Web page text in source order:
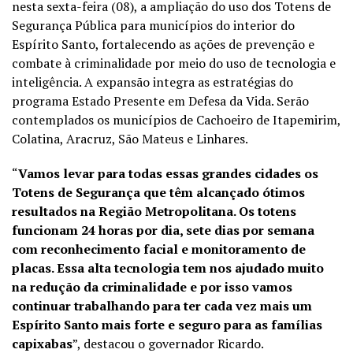
nesta sexta-feira (08), a ampliação do uso dos Totens de
Segurança Pública para municípios do interior do
Espírito Santo, fortalecendo as ações de prevenção e
combate à criminalidade por meio do uso de tecnologia e
inteligência. A expansão integra as estratégias do
programa Estado Presente em Defesa da Vida. Serão
contemplados os municípios de Cachoeiro de Itapemirim,
Colatina, Aracruz, São Mateus e Linhares.
“Vamos levar para todas essas grandes cidades os
Totens de Segurança que têm alcançado ótimos
resultados na Região Metropolitana. Os totens
funcionam 24 horas por dia, sete dias por semana
com reconhecimento facial e monitoramento de
placas. Essa alta tecnologia tem nos ajudado muito
na redução da criminalidade e por isso vamos
continuar trabalhando para ter cada vez mais um
Espírito Santo mais forte e seguro para as famílias
capixabas”, destacou o governador Ricardo.